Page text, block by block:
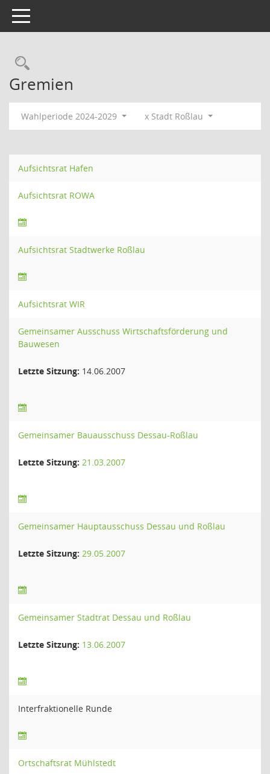
Toggle navigation
Rechercheauswahl
Gremien
Wahlperiode 2024-2029 x Stadt Roßlau
Aufsichtsrat Hafen
Aufsichtsrat ROWA
Aufsichtsrat Stadtwerke Roßlau
Aufsichtsrat WIR
Gemeinsamer Ausschuss Wirtschaftsförderung und
Bauwesen
Letzte Sitzung: 14.06.2007
Gemeinsamer Bauausschuss Dessau-Roßlau
Letzte Sitzung: 21.03.2007
Gemeinsamer Hauptausschuss Dessau und Roßlau
Letzte Sitzung: 29.05.2007
Gemeinsamer Stadtrat Dessau und Roßlau
Letzte Sitzung: 13.06.2007
Interfraktionelle Runde
Ortschaftsrat Mühlstedt